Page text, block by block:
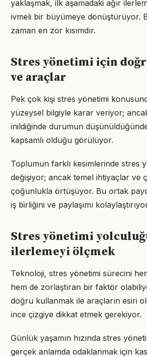
yaklaşmak, ilk aşamadaki ağır
ivmeli bir büyümeye dönüştürüyor.
zaman en zor kısımdır.
Stres yönetimi için
ve araçlar
Pek çok kişi stres yönetimi
yüzeysel bilgiyle karar veriyor;
inildiğinde durumun
kapsamlı olduğu görülüyor.
Toplumun farklı kesimlerinde stres
değişiyor; ancak temel ihtiyaçlar ve
çoğunlukla örtüşüyor. Bu ortak
iş birliğini ve paylaşımı
Stres yönetimi
ilerlemeyi ölçmek
Teknoloji, stres yönetimi sürecini
hem de zorlaştıran bir faktör
doğru kullanmak ile araçların esiri
ince çizgiye dikkat etmek gerekiyor.
Günlük yaşamın hızında stres
gerçek anlamda odaklanmak için